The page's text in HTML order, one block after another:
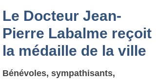
Le Docteur Jean-
Pierre Labalme reçoit
la médaille de la ville
Bénévoles, sympathisants,